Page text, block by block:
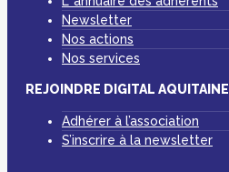
Newsletter
Nos actions
Nos services
REJOINDRE DIGITAL AQUITAINE
Adhérer à l’association
S’inscrire à la newsletter